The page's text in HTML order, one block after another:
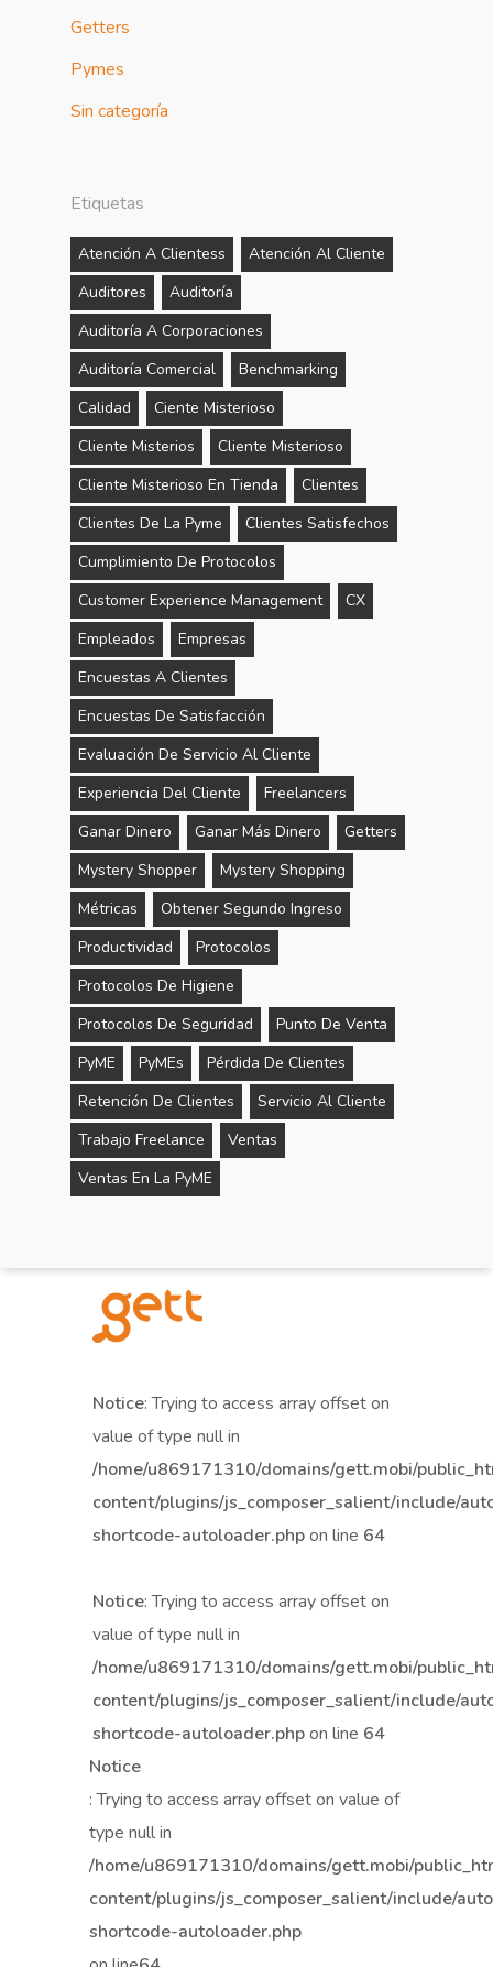
Getters
Pymes
Sin categoría
Etiquetas
Atención A Clientess
Atención Al Cliente
Auditores
Auditoría
Auditoría A Corporaciones
Auditoría Comercial
Benchmarking
Calidad
Ciente Misterioso
Cliente Misterios
Cliente Misterioso
Cliente Misterioso En Tienda
Clientes
Clientes De La Pyme
Clientes Satisfechos
Cumplimiento De Protocolos
Customer Experience Management
CX
Empleados
Empresas
Encuestas A Clientes
Encuestas De Satisfacción
Evaluación De Servicio Al Cliente
Experiencia Del Cliente
Freelancers
Ganar Dinero
Ganar Más Dinero
Getters
Mystery Shopper
Mystery Shopping
Métricas
Obtener Segundo Ingreso
Productividad
Protocolos
Protocolos De Higiene
Protocolos De Seguridad
Punto De Venta
PyME
PyMEs
Pérdida De Clientes
Retención De Clientes
Servicio Al Cliente
Trabajo Freelance
Ventas
Ventas En La PyME
Notice: Trying to access array offset on
value of type null in
/home/u869171310/domains/gett.mobi/
content/plugins/js_composer_salient/include/
shortcode-autoloader.phpon line 64
Notice: Trying to access array offset on
value of type null in
/home/u869171310/domains/gett.mobi/
content/plugins/js_composer_salient/include/
shortcode-autoloader.phpon line 64
Notice
: Trying to access array offset on value of
type null in
/home/u869171310/domains/gett.mobi/
content/plugins/js_composer_salient/include/
shortcode-autoloader.php